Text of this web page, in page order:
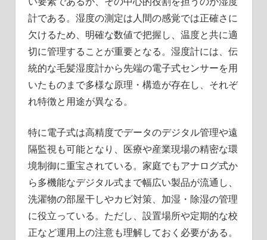
計である。湿度の測定は人間の感覚では正確さに
欠けるため、明確な数値で把握し、温度と共に適
切に管理することが重要となる。湿度計には、伝
統的な毛髪湿度計から先端の電子式センサーを用
いたものまで多様な原理・構造が存在し、それぞ
れ特徴と用途が異なる。
特に電子式は高精度でデータのデジタル管理や遠
隔監視も可能となり、医療や産業現場の精密な環
境制御に重宝されている。家庭でもアナログ式か
ら多機能なデジタル式まで幅広い製品が流通し、
洗濯物の部屋干しやカビ対策、加湿・除湿の管理
に役立っている。ただし、設置場所や定期的な校
正など運用上の注意も理解しておく必要がある。